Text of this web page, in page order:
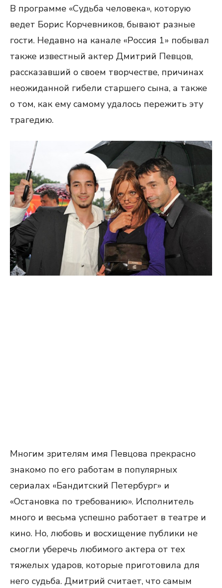
В программе «Судьба человека», которую
ведет Борис Корчевников, бывают разные
гости. Недавно на канале «Россия 1» побывал
также известный актер Дмитрий Певцов,
рассказавший о своем творчестве, причинах
неожиданной гибели старшего сына, а также
о том, как ему самому удалось пережить эту
трагедию.
Многим зрителям имя Певцова прекрасно
знакомо по его работам в популярных
сериалах «Бандитский Петербург» и
«Остановка по требованию». Исполнитель
много и весьма успешно работает в театре и
кино. Но, любовь и восхищение публики не
смогли уберечь любимого актера от тех
тяжелых ударов, которые приготовила для
него судьба. Дмитрий считает, что самым